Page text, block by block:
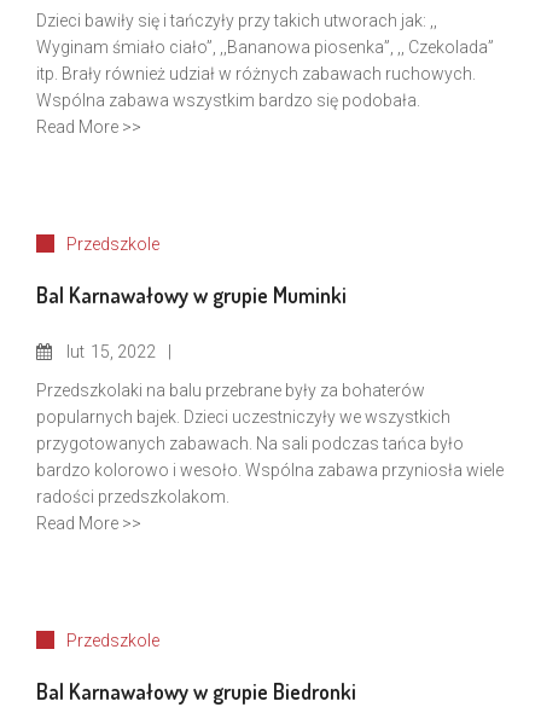
Dzieci bawiły się i tańczyły przy takich utworach jak: ,,
Wyginam śmiało ciało”, ,,Bananowa piosenka”, ,, Czekolada”
itp. Brały również udział w różnych zabawach ruchowych.
Wspólna zabawa wszystkim bardzo się podobała.
Read More >>
Przedszkole
Bal Karnawałowy w grupie Muminki
lut 15, 2022
Przedszkolaki na balu przebrane były za bohaterów
popularnych bajek. Dzieci uczestniczyły we wszystkich
przygotowanych zabawach. Na sali podczas tańca było
bardzo kolorowo i wesoło. Wspólna zabawa przyniosła wiele
radości przedszkolakom.
Read More >>
Przedszkole
Bal Karnawałowy w grupie Biedronki